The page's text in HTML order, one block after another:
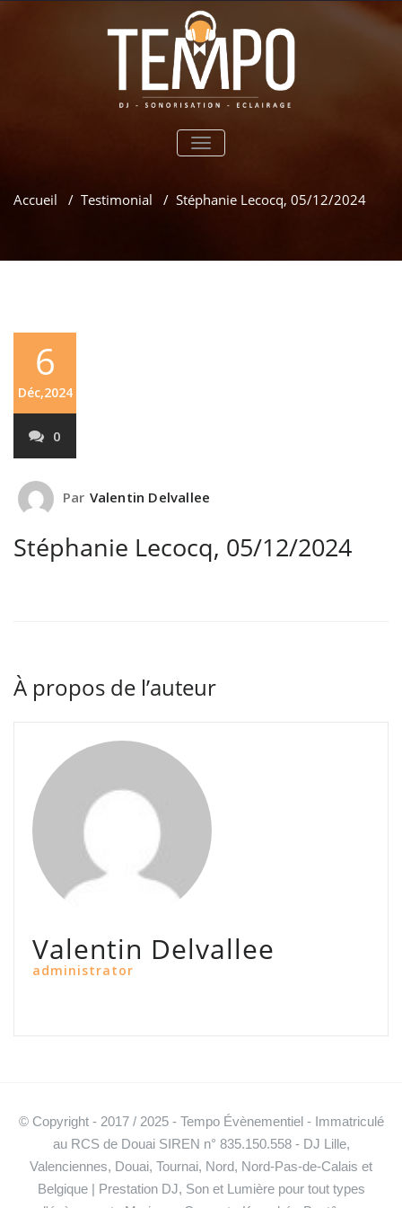
TOGGLE
Accueil / Testimonial / Stéphanie Lecocq, 05/12/2024
6
Déc,2024
0
Par Valentin Delvallee
Stéphanie Lecocq, 05/12/2024
À propos de l’auteur
Valentin Delvallee
administrator
© Copyright - 2017 / 2025 - Tempo Évènementiel - Immatriculé
au RCS de Douai SIREN n° 835.150.558 - DJ Lille,
Valenciennes, Douai, Tournai, Nord, Nord-Pas-de-Calais et
Belgique | Prestation DJ, Son et Lumière pour tout types